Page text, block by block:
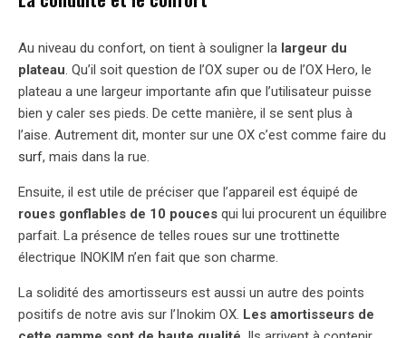
Au niveau du confort, on tient à souligner la largeur du
plateau. Qu’il soit question de l’OX super ou de l’OX Hero, le
plateau a une largeur importante afin que l’utilisateur puisse
bien y caler ses pieds. De cette manière, il se sent plus à
l’aise. Autrement dit, monter sur une OX c’est comme faire du
surf, mais dans la rue.
Ensuite, il est utile de préciser que l’appareil est équipé de
roues gonflables de 10 pouces qui lui procurent un équilibre
parfait. La présence de telles roues sur une trottinette
électrique INOKIM n’en fait que son charme.
La solidité des amortisseurs est aussi un autre des points
positifs de notre avis sur l’Inokim OX. Les amortisseurs de